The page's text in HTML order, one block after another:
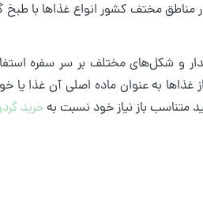
مختف کشور انواع غذاها با
و شکل‌های مختلف بر سر سفره
به عنوان ماده اصلی آن غذا یا
متناسب باز نیاز خود نسبت بهخرید